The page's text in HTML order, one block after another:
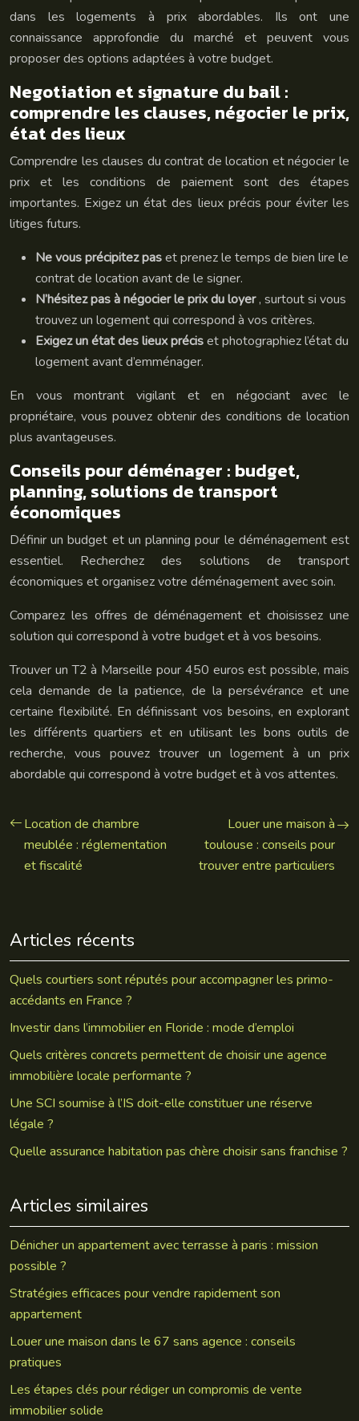
dans les logements à prix abordables. Ils ont une
connaissance approfondie du marché et peuvent vous
proposer des options adaptées à votre budget.
Negotiation et signature du bail :
comprendre les clauses, négocier le prix,
état des lieux
Comprendre les clauses du contrat de location et négocier le
prix et les conditions de paiement sont des étapes
importantes. Exigez un état des lieux précis pour éviter les
litiges futurs.
Ne vous précipitez paset prenez le temps de bien lire le
contrat de location avant de le signer.
N’hésitez pas à négocier le prix du loyer, surtout si vous
trouvez un logement qui correspond à vos critères.
Exigez un état des lieux préciset photographiez l’état du
logement avant d’emménager.
En vous montrant vigilant et en négociant avec le
propriétaire, vous pouvez obtenir des conditions de location
plus avantageuses.
Conseils pour déménager : budget,
planning, solutions de transport
économiques
Définir un budget et un planning pour le déménagement est
essentiel. Recherchez des solutions de transport
économiques et organisez votre déménagement avec soin.
Comparez les offres de déménagement et choisissez une
solution qui correspond à votre budget et à vos besoins.
Trouver un T2 à Marseille pour 450 euros est possible, mais
cela demande de la patience, de la persévérance et une
certaine flexibilité. En définissant vos besoins, en explorant
les différents quartiers et en utilisant les bons outils de
recherche, vous pouvez trouver un logement à un prix
abordable qui correspond à votre budget et à vos attentes.
Location de chambre
meublée : réglementation
et fiscalité
Louer une maison à
toulouse : conseils pour
trouver entre particuliers
Articles récents
Quels courtiers sont réputés pour accompagner les primo-
accédants en France ?
Investir dans l’immobilier en Floride : mode d’emploi
Quels critères concrets permettent de choisir une agence
immobilière locale performante ?
Une SCI soumise à l’IS doit-elle constituer une réserve
légale ?
Quelle assurance habitation pas chère choisir sans franchise ?
Articles similaires
Dénicher un appartement avec terrasse à paris : mission
possible ?
Stratégies efficaces pour vendre rapidement son
appartement
Louer une maison dans le 67 sans agence : conseils
pratiques
Les étapes clés pour rédiger un compromis de vente
immobilier solide